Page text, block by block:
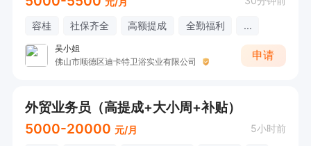
容桂 社保齐全 高额提成 全勤福利 ...
吴小姐
佛山市顺德区迪卡特卫浴实业有限公司
申请
外贸业务员（高提成+大小周+补贴）
5000-20000 元/月 5小时前